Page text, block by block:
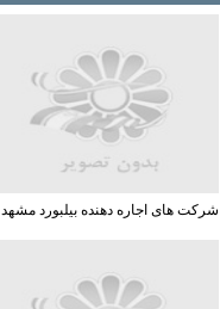
شرکت های اجاره دهنده بیلبورد مشهد